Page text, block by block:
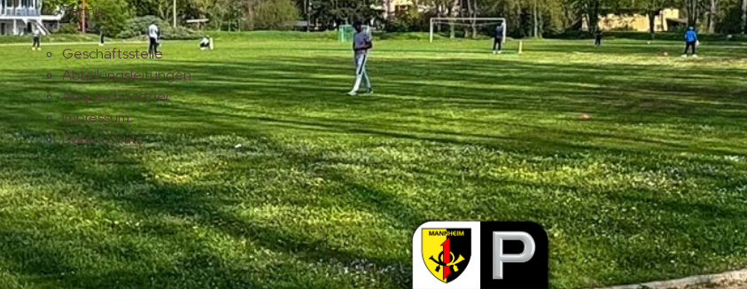
Tennis
Geschäftsstelle
Abteilungsleitungen
Ansprechpartner
Impressum
Datenschutz